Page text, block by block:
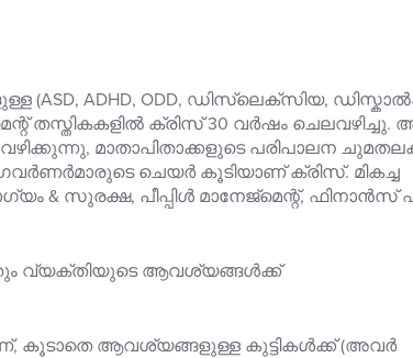
ADHD, ODD, ഡിസ്‌ലെക്സിയ,
തസ്തികകളിൽ ക്രിസ് 30 വർഷം ചെലവഴിച്ചു.
മാതാപിതാക്കളുടെ പരിപാലന
ചെയർ കൂടിയാണ് ക്രിസ്. മികച്ച
പീപ്പിൾ മാനേജ്മെന്റ്, ഫിനാൻസ്
വ്യക്തിയുടെ ആവശ്യങ്ങൾക്ക്
കൂടാതെ ആവശ്യങ്ങളുള്ള കുട്ടികൾക്ക് (അവർ